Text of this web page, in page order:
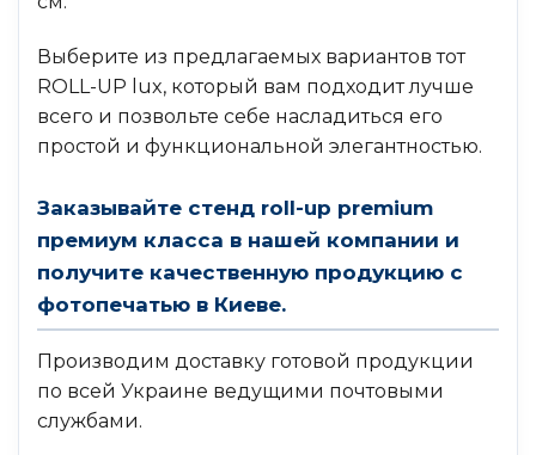
Выберите из предлагаемых вариантов тот
ROLL-UP lux, который вам подходит лучше
всего и позвольте себе насладиться его
простой и функциональной элегантностью.
Заказывайте стенд roll-up premium
премиум класса в нашей компании и
получите качественную продукцию с
фотопечатью в Киеве.
Производим доставку готовой продукции
по всей Украине ведущими почтовыми
службами.